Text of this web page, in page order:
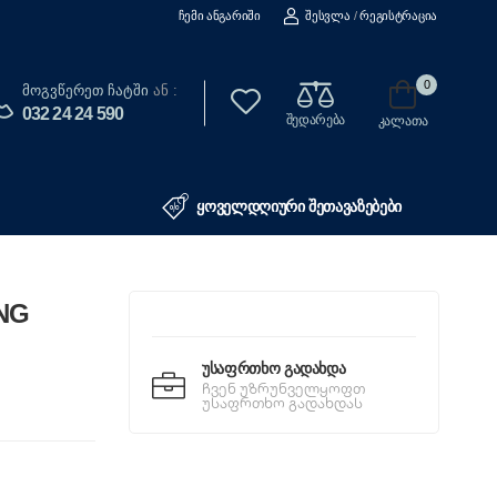
Ჩემი Ანგარიში Შესვლა / Რეგისტრაცია
Მოგვწერეთ Ჩატში ან :
032 24 24 590 შედარება
0
კალათა
ყოველდღიური შეთავაზებები
Უსაფრთხო Გადახდა
ჩვენ უზრუნველყოფთ
უსაფრთხო გადახდას